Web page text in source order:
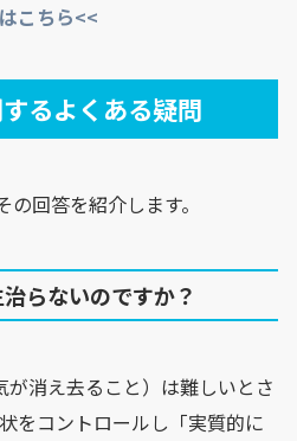
こちら<<
るよくある疑問
回答を紹介します。
らないのですか？
消え去ること）は難しいとさ
をコントロールし「実質的に